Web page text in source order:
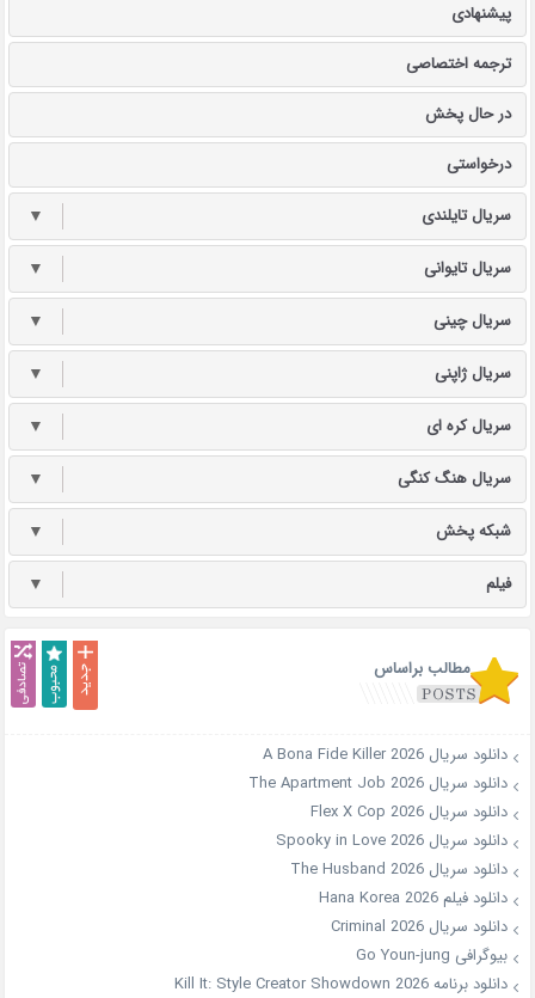
پیشنهادی
ترجمه اختصاصی
در حال پخش
درخواستی
سریال تایلندی ▼
سریال تایوانی ▼
سریال چینی ▼
سریال ژاپنی ▼
سریال کره ای ▼
سریال هنگ کنگی ▼
شبکه پخش ▼
فیلم ▼
مطالب براساس
دانلود سریال A Bona Fide Killer 2026
دانلود سریال The Apartment Job 2026
دانلود سریال Flex X Cop 2026
دانلود سریال Spooky in Love 2026
دانلود سریال The Husband 2026
دانلود فیلم Hana Korea 2026
دانلود سریال Criminal 2026
بیوگرافی Go Youn-jung
دانلود برنامه Kill It: Style Creator Showdown 2026